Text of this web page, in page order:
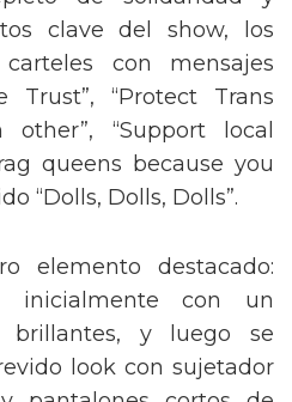
de solidaridad y
clave del show, los
con mensajes
Trust”, “Protect Trans
other”, “Support local
queens because you
“Dolls, Dolls, Dolls”.
elemento destacado:
inicialmente con un
brillantes, y luego se
look con sujetador